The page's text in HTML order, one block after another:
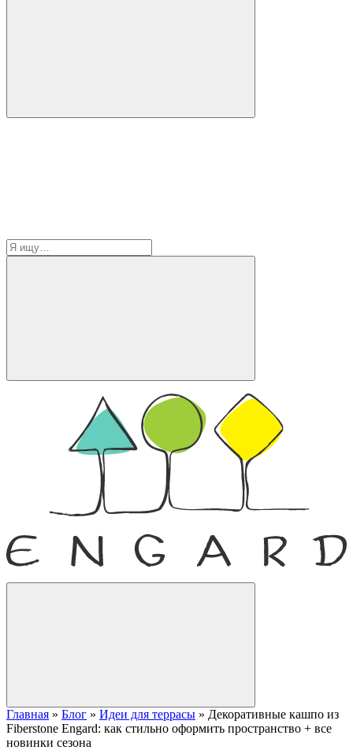
Главная » Блог » Идеи для террасы » Декоративные кашпо из
Fiberstone Engard: как стильно оформить пространство + все
новинки сезона